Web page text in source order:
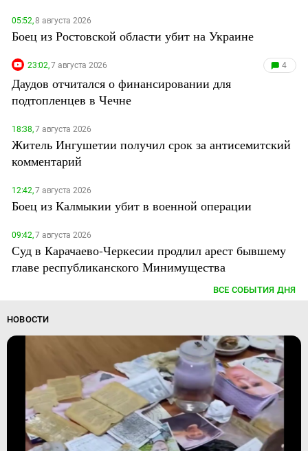
05:52,8 августа 2026
Боец из Ростовской области убит на Украине
23:02,7 августа 2026 4
Даудов отчитался о финансировании для
подтопленцев в Чечне
18:38,7 августа 2026
Житель Ингушетии получил срок за антисемитский
комментарий
12:42,7 августа 2026
Боец из Калмыкии убит в военной операции
09:42,7 августа 2026
Суд в Карачаево-Черкесии продлил арест бывшему
главе республиканского Минимущества
ВСЕ СОБЫТИЯ ДНЯ
НОВОСТИ